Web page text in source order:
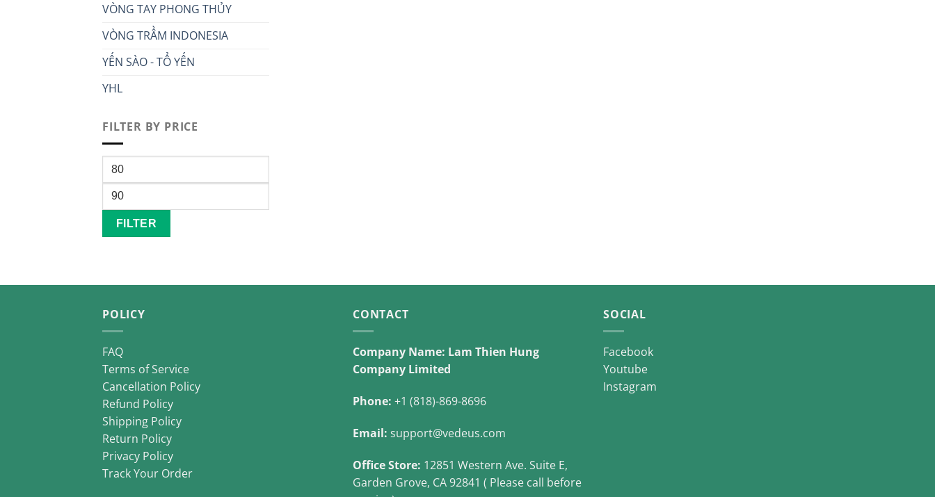
VÒNG TAY PHONG THỦY
VÒNG TRẦM INDONESIA
YẾN SÀO - TỔ YẾN
YHL
FILTER BY PRICE
Min
price
Max
price
FILTER
POLICY
FAQ
Terms of Service
Cancellation Policy
Refund Policy
Shipping Policy
Return Policy
Privacy Policy
Track Your Order
CONTACT
Company Name: Lam Thien Hung
Company Limited
Phone: +1 (818)-869-8696
Email: support@vedeus.com
Office Store: 12851 Western Ave. Suite E,
Garden Grove, CA 92841 ( Please call before
SOCIAL
Facebook
Youtube
Instagram